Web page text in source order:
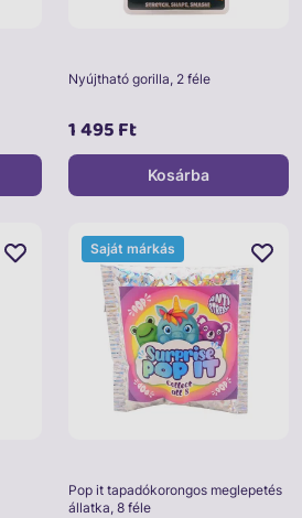
Nyújtható gorilla, 2 féle
1 495 Ft
Kosárba
Pop it tapadókorongos meglepetés
állatka, 8 féle
Saját márkás